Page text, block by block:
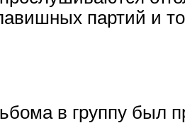
партий и
в группу был